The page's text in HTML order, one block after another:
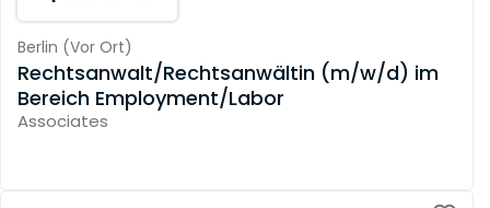
Berlin (Vor Ort)
Rechtsanwalt/Rechtsanwältin (m/w/d) im
Bereich Employment/Labor
Associates